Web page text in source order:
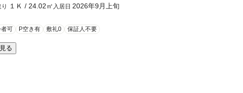
１Ｋ / 24.02㎡ 入居日 2026年9月上旬
可 P空き有 敷礼0 保証人不要
る